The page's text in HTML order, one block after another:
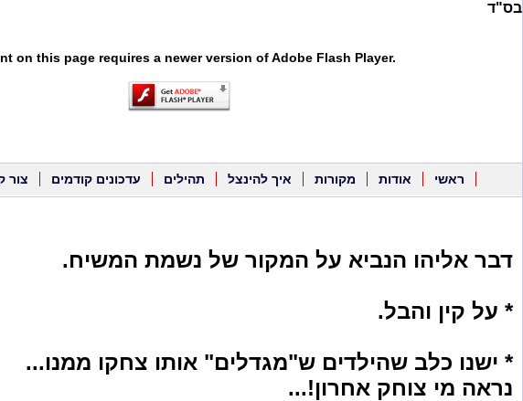
בס"ד
on this page requires a newer version of Adobe Flash Player.
ראשי אודות מקורות איך להינצל תהילים עדכונים קודמים צור
דבר אליהו הנביא על המקור של נשמת המשיח.
* על קין והבל.
* ישנו כלב שהילדים ש"מגדלים" אותו צחקו ממנו...
נראה מי צוחק אחרון!...